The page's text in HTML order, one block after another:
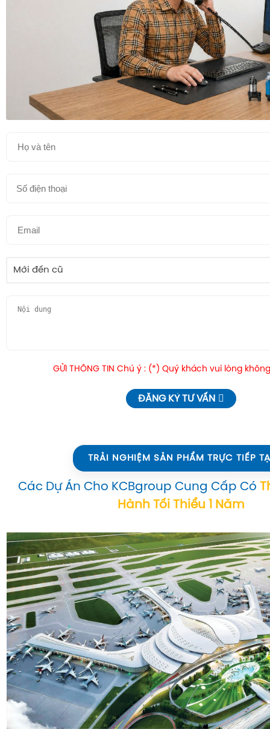
Mới đến cũ
GỬI THÔNG TIN Chú ý : (*) Quý khách vui lòng
ĐĂNG KÝ TƯ VẤN
TRẢI NGHIỆM SẢN PHẨM TRỰC TIẾP
Các Dự Án Cho KCBgroup Cung Cấp Có
Hành Tối Thiểu 1 Năm